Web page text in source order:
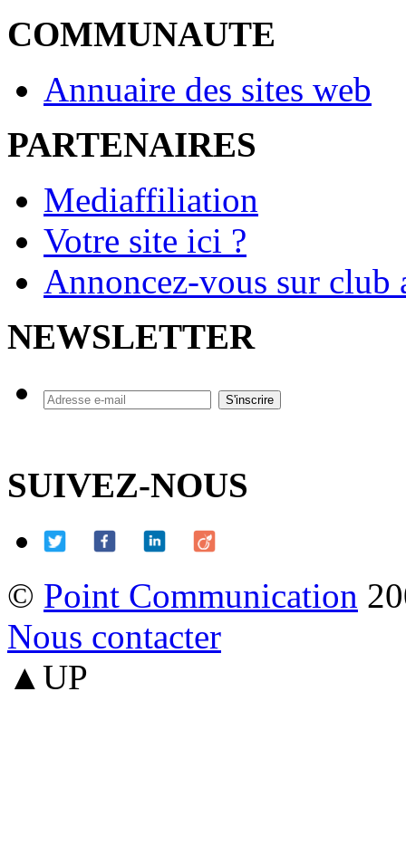
COMMUNAUTE
Annuaire des sites web
PARTENAIRES
Mediaffiliation
Votre site ici ?
Annoncez-vous sur
NEWSLETTER
SUIVEZ-NOUS
© Point Communication
Nous contacter
▲UP